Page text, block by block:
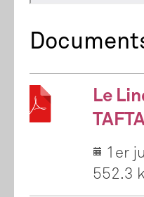
Le
1er
552.3